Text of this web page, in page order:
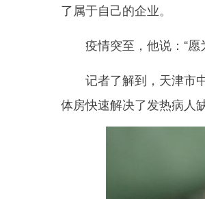
了属于自己的企业。
疫情突至，他说：“愿
记者了解到，天津市中
体房快速解决了发热病人